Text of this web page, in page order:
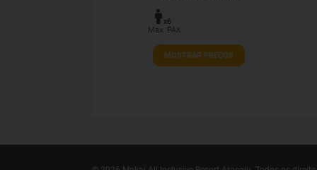
x6
Max. PAX
MOSTRAR PREÇOS